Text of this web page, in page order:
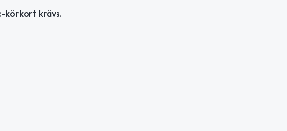
körkort krävs.